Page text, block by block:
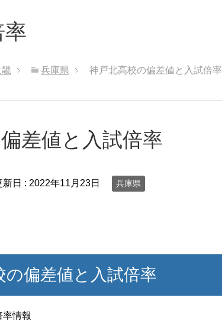
率
畿 兵庫県 神戸北高校の偏差値と入試倍率
差値と入試倍率
新日 : 2022年11月23日 兵庫県
の偏差値と入試倍率
情報